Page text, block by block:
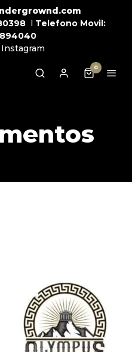
l Telefono Movil:
Instagram
0